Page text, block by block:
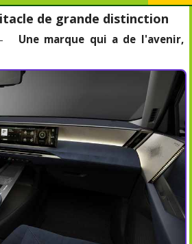
de grande distinction
— Une marque qui a de l'avenir,